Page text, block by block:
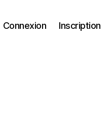
Connexion Inscription